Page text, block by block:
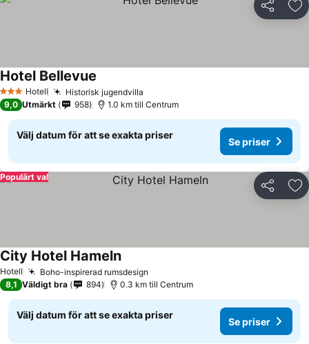
Dela
3 StjärnorHotell Historisk jugendvilla
Hotel Bellevue
9,0 Utmärkt 958 1.0 km till Centrum
Välj datum för att se exakta priser
Se priser
Dela
Populärt val
Hotell Boho-inspirerad rumsdesign
City Hotel HamelnSe priser
8,1 Väldigt bra 894 0.3 km till Centrum
Välj datum för att se exakta priser
Se priser